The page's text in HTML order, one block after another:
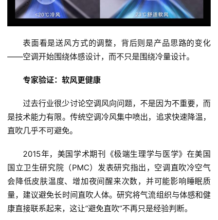
表面看是送风方式的调整，背后则是产品思路的变化
——空调开始围绕体感设计，而不只是围绕冷量设计。
专家验证：软风更健康
过去行业很少讨论空调风向问题，不是因为不重要，而
是技术能力有限。传统空调冷风集中喷出，追求快速降温，
直吹几乎不可避免。
2015年，美国学术期刊《极端生理学与医学》在美国
国立卫生研究院（PMC）发表研究指出，空调直吹冷空气
会降低皮肤温度、增加夜间醒来次数，并可能影响睡眠质
量，建议避免长时间直吹人体。研究将气流组织与体感和健
康直接联系起来，这让“避免直吹”不再只是经验判断。